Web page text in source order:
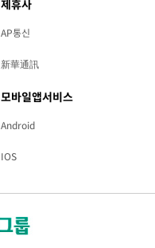
제휴사
AP통신
新華通訊
모바일앱서비스
Android
IOS